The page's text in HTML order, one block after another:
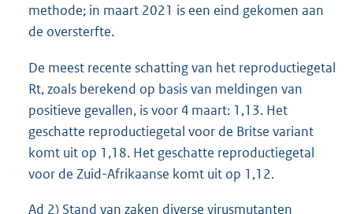
methode; in maart 2021 is een eind gekomen aan
de oversterfte.
De meest recente schatting van het reproductiegetal
Rt, zoals berekend op basis van meldingen van
positieve gevallen, is voor 4 maart: 1,13. Het
geschatte reproductiegetal voor de Britse variant
komt uit op 1,18. Het geschatte reproductiegetal
voor de Zuid-Afrikaanse komt uit op 1,12.
Ad 2) Stand van zaken diverse virusmutanten